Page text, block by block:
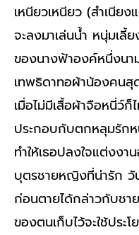
เหนียวเหนียว (สำเนีย
จะลงมาเล่นน้ำ หนุ่มเลี้
ของนางฟ้าองค์หนึ่งน
เทพธิดาทอผ้าน้องคนสุ
เมื่อไม่มีเสื้อผ้าจือหนี่ว์
ประกอบกับตกหลุมรัก
ทำให้เธอปลงใจแต่งง
บุตรชายหญิงที่น่ารัก วั
ก่อนตายได้กล่าวกับชา
ของตนเก็บไว้จะใช้ประ